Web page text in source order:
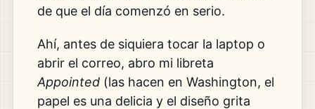
de que el día comenzó en serio.
Ahí, antes de siquiera tocar la laptop o
abrir el correo, abro mi libreta
Appointed(las hacen en Washington, el
papel es una delicia y el diseño grita